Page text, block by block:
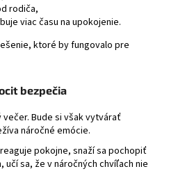
rodiča,
viac času na upokojenie.
ktoré by fungovalo pre
bezpečia
Bude si však vytvárať
náročné emócie.
pokojne, snaží sa pochopiť
sa, že v náročných chvíľach nie